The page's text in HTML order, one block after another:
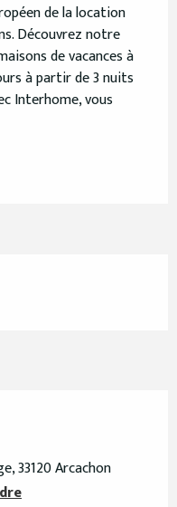
de la location
Découvrez notre
de vacances à
à partir de 3 nuits
Interhome, vous
33120 Arcachon